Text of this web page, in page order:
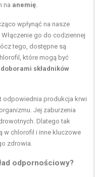
na anemię
wpłynąć na nasze
. Włączenie go do codziennej
tego, dostępne są
które mogą być
składników
odpowiednia produkcja krwi
Jej zaburzenia
Dlatego tak
w chlorofil i inne kluczowe
zdrowia.
odpornościowy?